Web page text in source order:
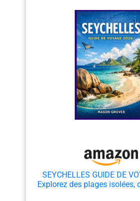
SEYCHELLES GUIDE DE
Explorez des plages isolées,